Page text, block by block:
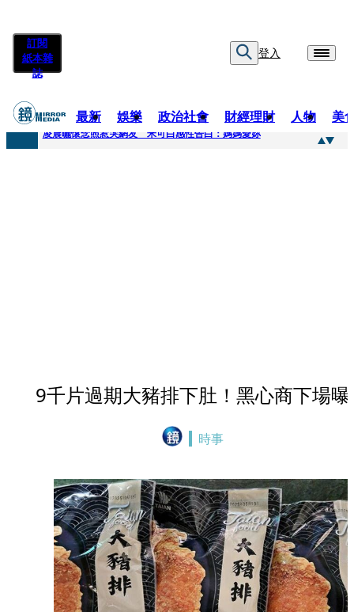
訂閱
紙本雜
誌
登入
最新 娛樂 政治社會 財經理財 人物 美
快訊
凌晨曬懷念照惹哭網友 米可白感性告白：媽媽愛妳
9千片過期大豬排下肚！黑心商下場曝
時事